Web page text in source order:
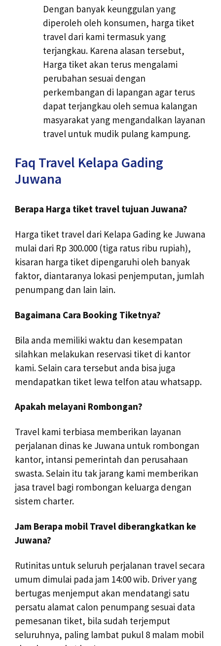
Dengan banyak keunggulan yang
diperoleh oleh konsumen, harga tiket
travel dari kami termasuk yang
terjangkau. Karena alasan tersebut,
Harga tiket akan terus mengalami
perubahan sesuai dengan
perkembangan di lapangan agar terus
dapat terjangkau oleh semua kalangan
masyarakat yang mengandalkan layanan
travel untuk mudik pulang kampung.
Faq Travel Kelapa Gading
Juwana
Berapa Harga tiket travel tujuan Juwana?
Harga tiket travel dari Kelapa Gading ke Juwana
mulai dari Rp 300.000 (tiga ratus ribu rupiah),
kisaran harga tiket dipengaruhi oleh banyak
faktor, diantaranya lokasi penjemputan, jumlah
penumpang dan lain lain.
Bagaimana Cara Booking Tiketnya?
Bila anda memiliki waktu dan kesempatan
silahkan melakukan reservasi tiket di kantor
kami. Selain cara tersebut anda bisa juga
mendapatkan tiket lewa telfon atau whatsapp.
Apakah melayani Rombongan?
Travel kami terbiasa memberikan layanan
perjalanan dinas ke Juwana untuk rombongan
kantor, intansi pemerintah dan perusahaan
swasta. Selain itu tak jarang kami memberikan
jasa travel bagi rombongan keluarga dengan
sistem charter.
Jam Berapa mobil Travel diberangkatkan ke
Juwana?
Rutinitas untuk seluruh perjalanan travel secara
umum dimulai pada jam 14:00 wib. Driver yang
bertugas menjemput akan mendatangi satu
persatu alamat calon penumpang sesuai data
pemesanan tiket, bila sudah terjemput
seluruhnya, paling lambat pukul 8 malam mobil